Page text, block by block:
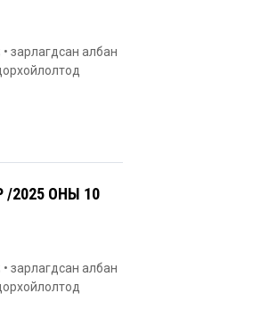
зарлагдсан албан
2025 ОНЫ 10
зарлагдсан албан